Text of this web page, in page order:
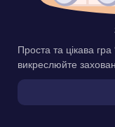
Проста та цікава
викреслюйте